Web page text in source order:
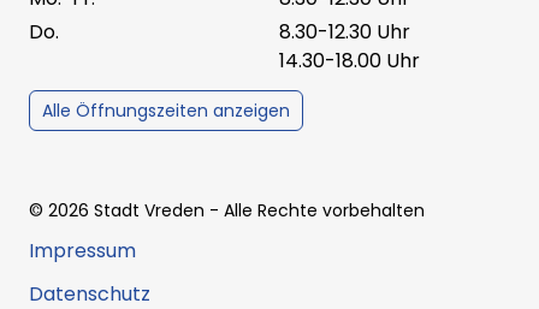
Do.
8.30-12.30 Uhr
14.30-18.00 Uhr
Alle Öffnungszeiten anzeigen
© 2026 Stadt Vreden - Alle Rechte vorbehalten
Impressum
Datenschutz